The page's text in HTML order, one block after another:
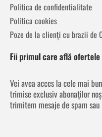
Politica de confidentialitate
Politica cookies
Poze de la clienți cu brazii de
Fii primul care află
Vei avea acces la cele mai
trimise exclusiv abonaților
trimitem mesaje de spam